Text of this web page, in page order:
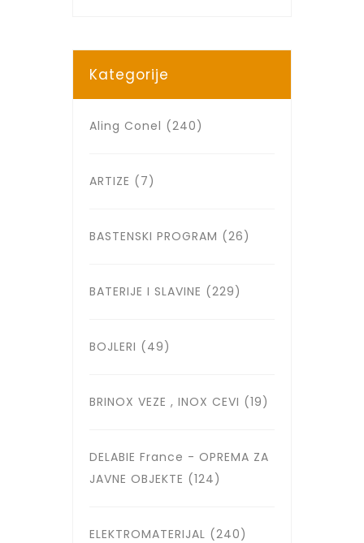
Kategorije
Aling Conel (240)
ARTIZE (7)
BASTENSKI PROGRAM (26)
BATERIJE I SLAVINE (229)
BOJLERI (49)
BRINOX VEZE , INOX CEVI (19)
DELABIE France - OPREMA ZA
JAVNE OBJEKTE (124)
ELEKTROMATERIJAL (240)